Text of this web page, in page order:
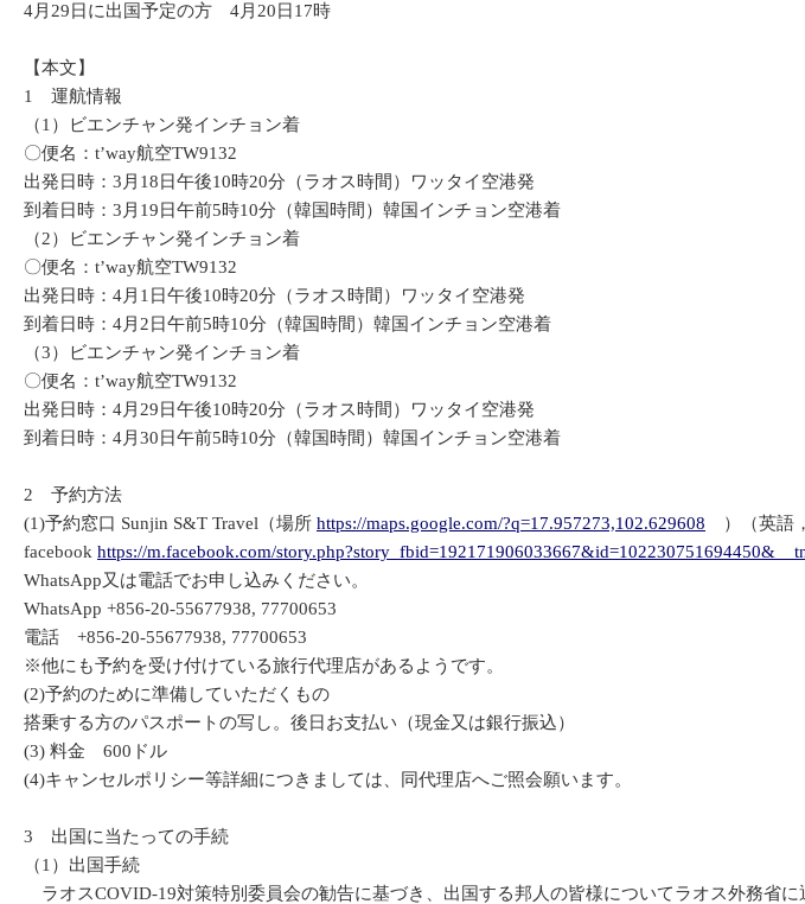
4月29日に出国予定の方 4月20日17時
【本文】
1 運航情報
（1）ビエンチャン発インチョン着
〇便名：t’way航空TW9132
出発日時：3月18日午後10時20分（ラオス時間）ワッタイ空港発
到着日時：3月19日午前5時10分（韓国時間）韓国インチョン空港着
（2）ビエンチャン発インチョン着
〇便名：t’way航空TW9132
出発日時：4月1日午後10時20分（ラオス時間）ワッタイ空港発
到着日時：4月2日午前5時10分（韓国時間）韓国インチョン空港着
（3）ビエンチャン発インチョン着
〇便名：t’way航空TW9132
出発日時：4月29日午後10時20分（ラオス時間）ワッタイ空港発
到着日時：4月30日午前5時10分（韓国時間）韓国インチョン空港着
2 予約方法
(1)予約窓口 Sunjin S&T Travel（場所 https://maps.google.com/?q=17.957273,102.629608 ）（英語
facebook https://m.facebook.com/
WhatsApp又は電話でお申し込みください。
WhatsApp +856-20-55677938, 77700653
電話 +856-20-55677938, 77700653
※他にも予約を受け付けている旅行代理店があるようです。
(2)予約のために準備していただくもの
搭乗する方のパスポートの写し。後日お支払い（現金又は銀行振込）
(3) 料金 600ドル
(4)キャンセルポリシー等詳細につきましては、同代理店へご照会願います。
3 出国に当たっての手続
（1）出国手続
ラオスCOVID-19対策特別委員会の勧告に基づき、出国する邦人の皆様についてラオス外務省